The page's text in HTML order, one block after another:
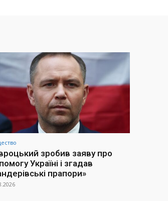
зробив заяву про
Україні і згадав
прапори»